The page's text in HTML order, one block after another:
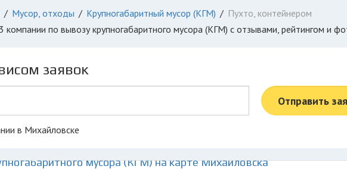
Мусор, отходы Крупногабаритный мусор (КГМ)
Пухто, контейнером
3 компании по вывозу крупногабаритного мусора (КГМ) с отзывами, рейтингом и
заявок
Отправить
в Михайловске
мусора (КГМ) на карте Михайловска